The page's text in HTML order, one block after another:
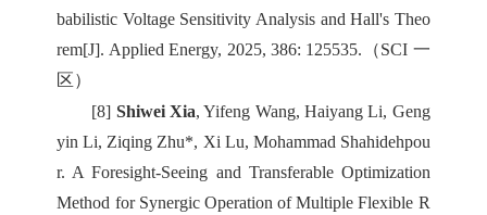
babilistic Voltage Sensitivity Analysis and Hall's Theo
rem[J]. Applied Energy, 2025, 386: 125535.（SCI 一
区）
[8] Shiwei Xia, Yifeng Wang, Haiyang Li, Geng
yin Li, Ziqing Zhu*, Xi Lu, Mohammad Shahidehpou
r. A Foresight-Seeing and Transferable Optimization
Method for Synergic Operation of Multiple Flexible R